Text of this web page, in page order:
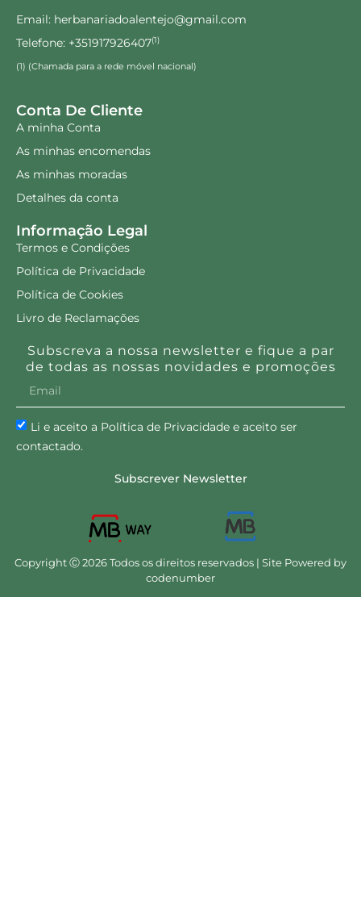
Email: herbanariadoalentejo@gmail.com
Telefone: +351917926407(1)
(1) (Chamada para a rede móvel nacional)
Conta De Cliente
A minha Conta
As minhas encomendas
As minhas moradas
Detalhes da conta
Informação Legal
Termos e Condições
Política de Privacidade
Política de Cookies
Livro de Reclamações
Subscreva a nossa newsletter e fique a par
de todas as nossas novidades e promoções
Li e aceito a Política de Privacidade e aceito ser
contactado.
Subscrever Newsletter
Copyright Ⓒ 2026 Todos os direitos reservados | Site Powered by
codenumber